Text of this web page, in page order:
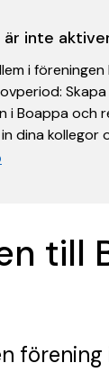
inte
i föreningen
i Boappa och
dina kollegor
till
förening